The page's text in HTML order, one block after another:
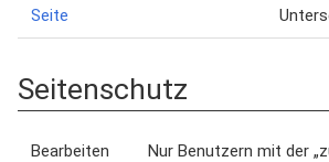
Seite
Seitenschutz
Bearbeiten
Nur Benutzern mit der